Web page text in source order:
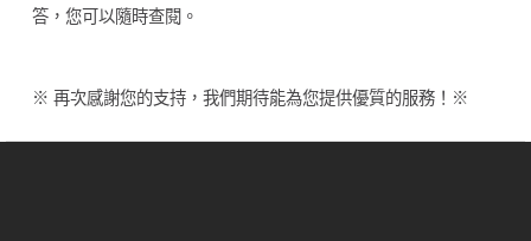
答，您可以隨時查閱。
※ 再次感謝您的支持，我們期待能為您提供優質的服務！※